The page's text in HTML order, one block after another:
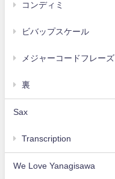
コンディミ
ビバップスケール
メジャーコードフレーズ
裏
Sax
Transcription
We Love Yanagisawa